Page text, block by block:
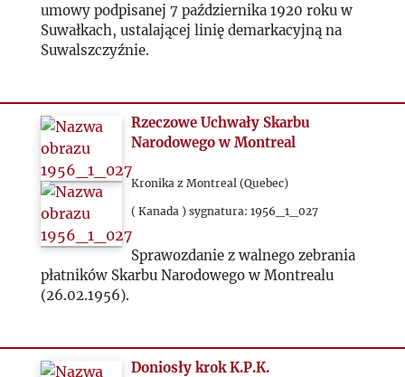
umowy podpisanej 7 października 1920 roku w
Suwałkach, ustalającej linię demarkacyjną na
Suwalszczyźnie.
Rzeczowe Uchwały Skarbu
Narodowego w Montreal
Kronika z Montreal (Quebec)
( Kanada ) sygnatura: 1956_1_027
Sprawozdanie z walnego zebrania
płatników Skarbu Narodowego w Montrealu
(26.02.1956).
Doniosły krok K.P.K.